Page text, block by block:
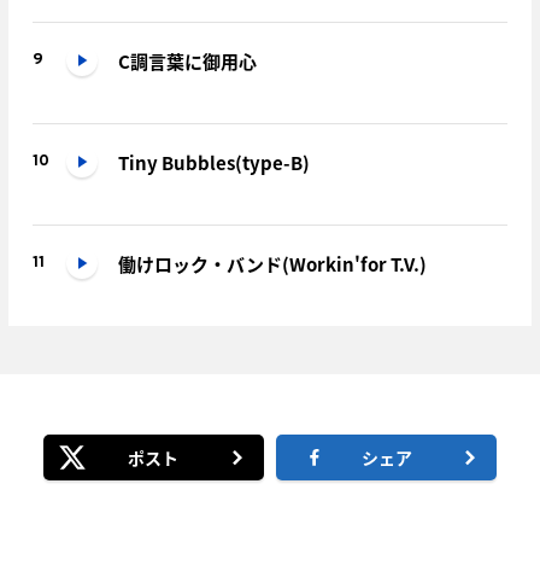
9 C調言葉に御用心
10 Tiny Bubbles(type-B)
11 働けロック・バンド(Workin'for T.V.)
ポスト シェア